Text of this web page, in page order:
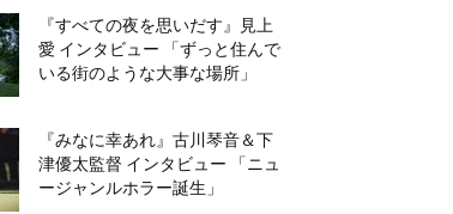
『すべての夜を思いだす』見上
愛 インタビュー 「ずっと住んで
いる街のような大事な場所」
『みなに幸あれ』古川琴音＆下
津優太監督 インタビュー 「ニュ
ージャンルホラー誕生」